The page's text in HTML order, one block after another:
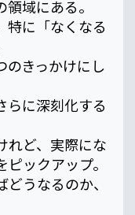
域にある。
特に「なくなる
のきっかけにし
らに深刻化する
れど、実際にな
ックアップ。
うなるのか、